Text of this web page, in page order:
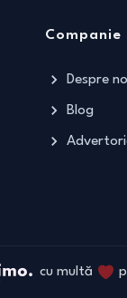
Companie
Despre
Blog
cu multă